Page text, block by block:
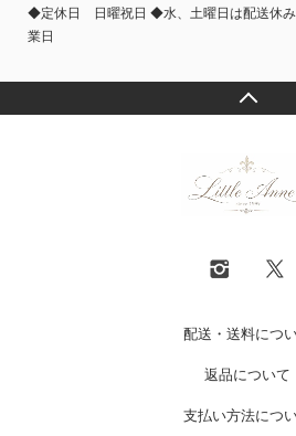
◆定休日 日曜祝日 ◆水、土曜日は配送休
業日
配送・送料につ
返品について
支払い方法につ